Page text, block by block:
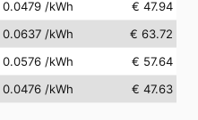
/kWh
€ 47.94
/kWh
€ 63.72
/kWh
€ 57.64
/kWh € 47.63